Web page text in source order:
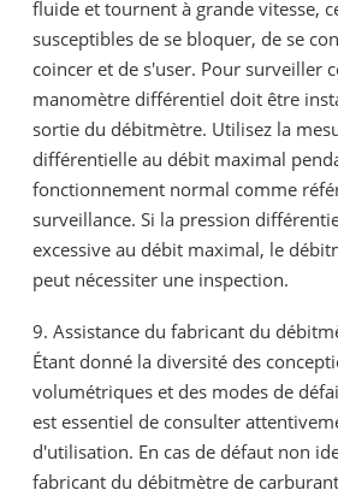
fluide et tournent à grande vitesse,
susceptibles de se bloquer, de se
coincer et de s'user. Pour surveiller
manomètre différentiel doit être
sortie du débitmètre. Utilisez la
différentielle au débit maximal
fonctionnement normal comme
surveillance. Si la pression
excessive au débit maximal, le
peut nécessiter une inspection.
9. Assistance du fabricant du
Étant donné la diversité des
volumétriques et des modes de
est essentiel de consulter
d'utilisation. En cas de défaut non
fabricant du débitmètre de